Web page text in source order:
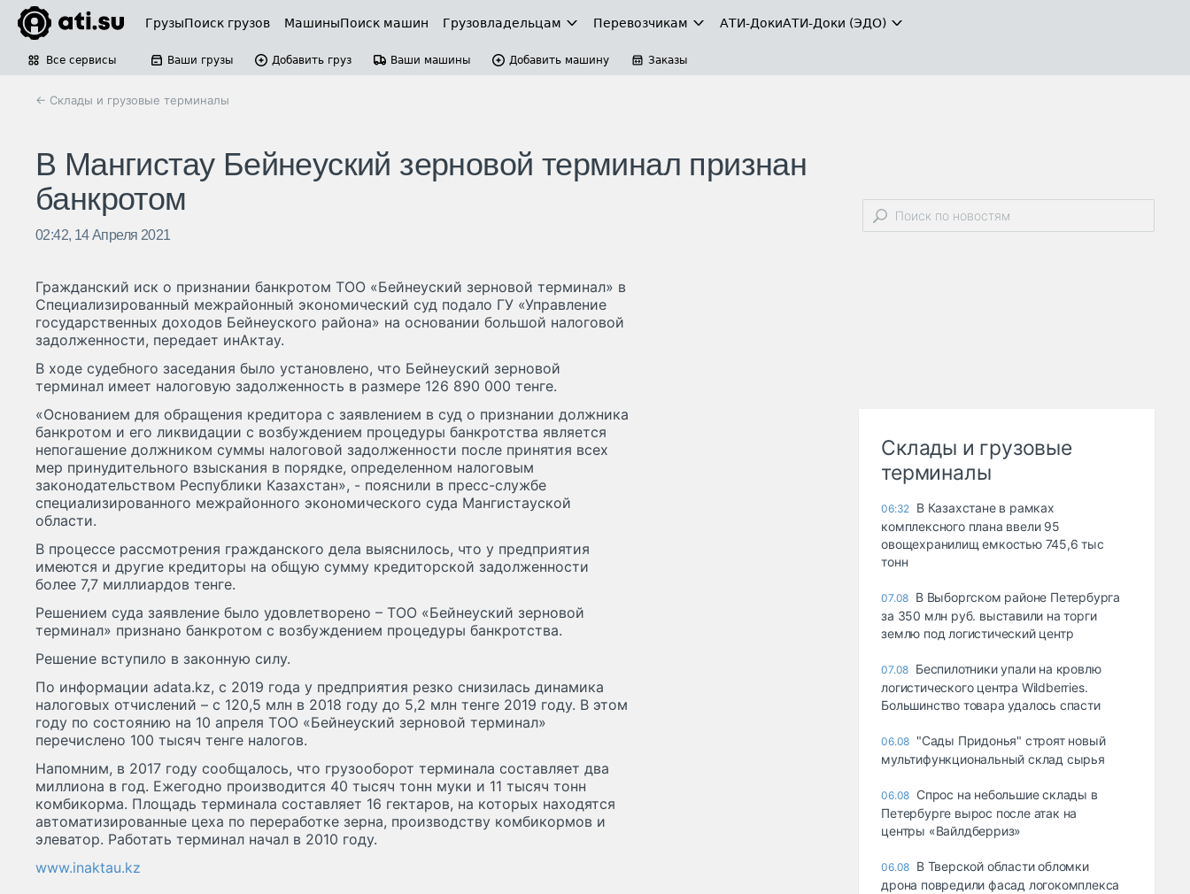
ГрузыПоиск грузов МашиныПоиск машин Грузовладельцам Перевозчикам АТИ-ДокиАТИ-Доки (ЭДО)
Все сервисы Ваши грузы Добавить груз Ваши машины Добавить машину Заказы
← Склады и грузовые терминалы
В Мангистау Бейнеуский зерновой терминал признан
банкротом
02:42, 14 Апреля 2021
Гражданский иск о признании банкротом ТОО «Бейнеуский зерновой терминал» в
Специализированный межрайонный экономический суд подало ГУ «Управление
государственных доходов Бейнеуского района» на основании большой налоговой
задолженности, передает инАктау.
В ходе судебного заседания было установлено, что Бейнеуский зерновой
терминал имеет налоговую задолженность в размере 126 890 000 тенге.
«Основанием для обращения кредитора с заявлением в суд о признании должника
банкротом и его ликвидации с возбуждением процедуры банкротства является
непогашение должником суммы налоговой задолженности после принятия всех
мер принудительного взыскания в порядке, определенном налоговым
законодательством Республики Казахстан», - пояснили в пресс-службе
специализированного межрайонного экономического суда Мангистауской
области.
В процессе рассмотрения гражданского дела выяснилось, что у предприятия
имеются и другие кредиторы на общую сумму кредиторской задолженности
более 7,7 миллиардов тенге.
Решением суда заявление было удовлетворено – ТОО «Бейнеуский зерновой
терминал» признано банкротом с возбуждением процедуры банкротства.
Решение вступило в законную силу.
По информации adata.kz, с 2019 года у предприятия резко снизилась динамика
налоговых отчислений – с 120,5 млн в 2018 году до 5,2 млн тенге 2019 году. В этом
году по состоянию на 10 апреля ТОО «Бейнеуский зерновой терминал»
перечислено 100 тысяч тенге налогов.
Напомним, в 2017 году сообщалось, что грузооборот терминала составляет два
миллиона в год. Ежегодно производится 40 тысяч тонн муки и 11 тысяч тонн
комбикорма. Площадь терминала составляет 16 гектаров, на которых находятся
автоматизированные цеха по переработке зерна, производству комбикормов и
элеватор. Работать терминал начал в 2010 году.
www.inaktau.kz
Склады и грузовые
терминалы
06:32 В Казахстане в рамках
комплексного плана ввели 95
овощехранилищ емкостью 745,6 тыс
тонн
07.08 В Выборгском районе Петербурга
за 350 млн руб. выставили на торги
землю под логистический центр
07.08 Беспилотники упали на кровлю
логистического центра Wildberries.
Большинство товара удалось спасти
06.08 "Сады Придонья" строят новый
мультифункциональный склад сырья
06.08 Спрос на небольшие склады в
Петербурге вырос после атак на
центры «Вайлдберриз»
06.08 В Тверской области обломки
дрона повредили фасад логокомплекса